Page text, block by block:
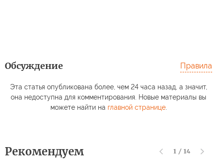
Обсуждение Правила
Эта статья опубликована более, чем 24 часа назад, а значит,
она недоступна для комментирования. Новые материалы вы
можете найти на главной странице.
Рекомендуем 1 / 14